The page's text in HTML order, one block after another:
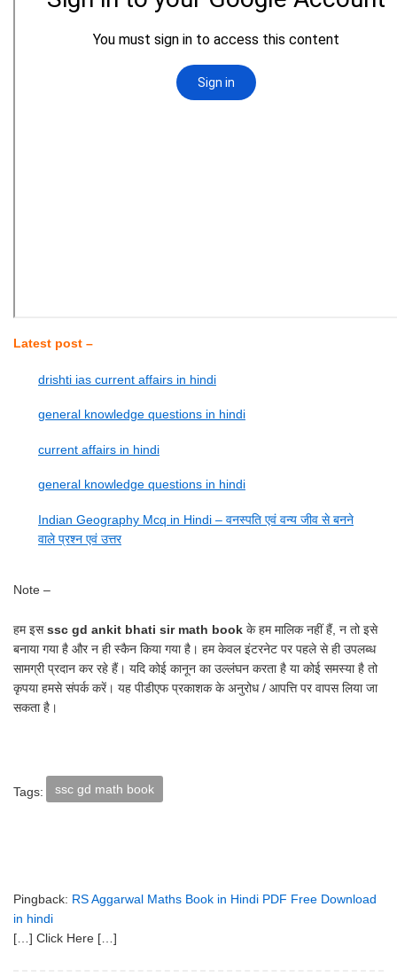
Latest post –
drishti ias current affairs in hindi
general knowledge questions in hindi
current affairs in hindi
general knowledge questions in hindi
Indian Geography Mcq in Hindi – वनस्पति एवं वन्य जीव से बनने
वाले प्रश्न एवं उत्तर
Note –
हम इसssc gd ankit bhati sir math book के हम मालिक नहीं हैं, न तो इसे
बनाया गया है और न ही स्कैन किया गया है। हम केवल इंटरनेट पर पहले से ही उपलब्ध
सामग्री प्रदान कर रहे हैं। यदि कोई कानून का उल्लंघन करता है या कोई समस्या है तो
कृपया हमसे संपर्क करें। यह पीडीएफ प्रकाशक के अनुरोध / आपत्ति पर वापस लिया जा
सकता है।
Tags: ssc gd math book
Pingback: RS Aggarwal Maths Book in Hindi PDF Free Download
in hindi
[…] Click Here […]